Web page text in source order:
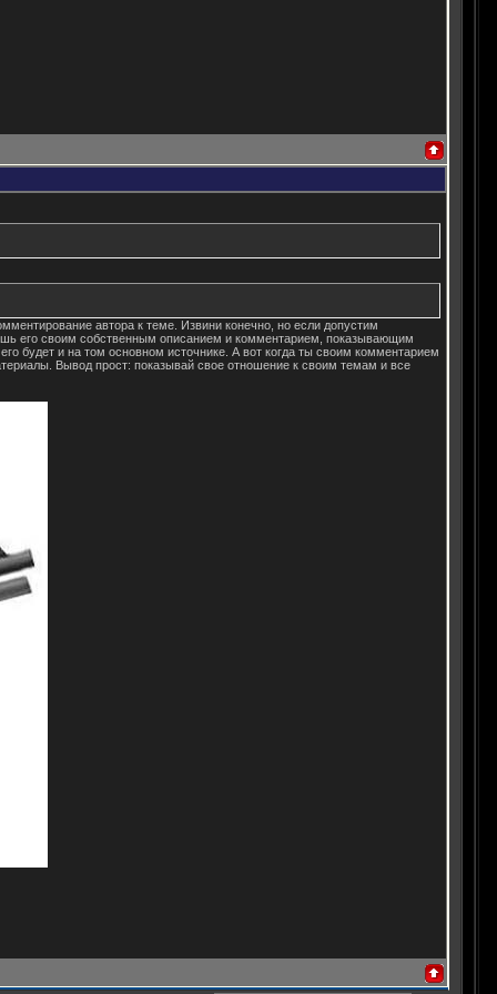
автора к теме. Извини конечно, но если допустим
его своим собственным описанием и комментарием, показывающим
будет и на том основном источнике. А вот когда ты своим комментарием
Вывод прост: показывай свое отношение к своим темам и все